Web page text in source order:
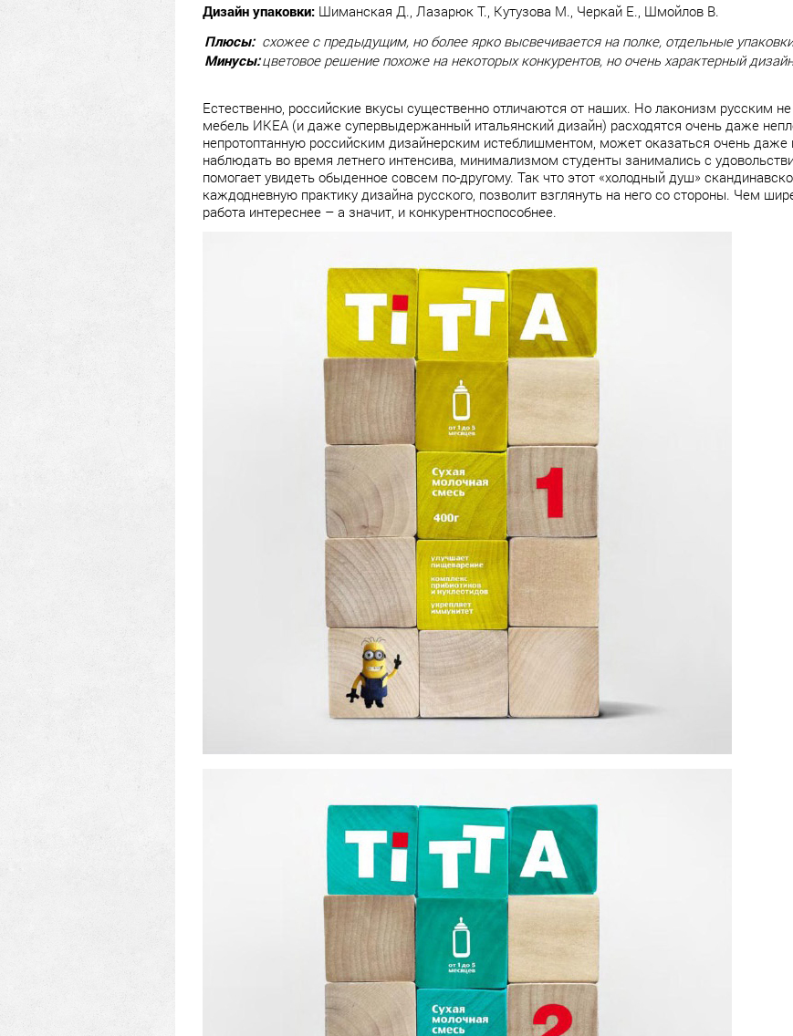
Дизайн упаковки: Шиманская Д., Лазарюк Т., Кутузова М., Черкай Е., Шмойлов В.
Плюсы: схожее с предыдущим, но более ярко высвечивается на полке, отдельные
Минусы:цветовое решение похоже на некоторых конкурентов, но очень характерный
Естественно, российские вкусы существенно отличаются от наших. Но лаконизм русским
мебель ИКЕА (и даже супервыдержанный итальянский дизайн) расходятся очень даже
непротоптанную российским дизайнерским истеблишментом, может оказаться очень
наблюдать во время летнего интенсива, минимализмом студенты занимались с
помогает увидеть обыденное совсем по-другому. Так что этот «холодный душ»
каждодневную практику дизайна русского, позволит взглянуть на него со стороны. Чем
работа интереснее – а значит, и конкурентноспособнее.